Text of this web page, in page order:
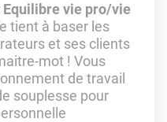
Equilibre vie pro/vie
tient à baser les
et ses clients
mot ! Vous
de travail
souplesse pour